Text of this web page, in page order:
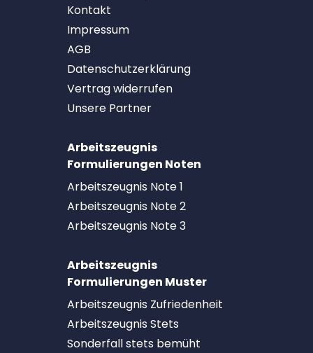
Kontakt
Impressum
AGB
Datenschutzerklärung
Vertrag widerrufen
Unsere Partner
Arbeitszeugnis
Formulierungen Noten
Arbeitszeugnis Note 1
Arbeitszeugnis Note 2
Arbeitszeugnis Note 3
Arbeitszeugnis
Formulierungen Muster
Arbeitszeugnis Zufriedenheit
Arbeitszeugnis Stets
Sonderfall stets bemüht